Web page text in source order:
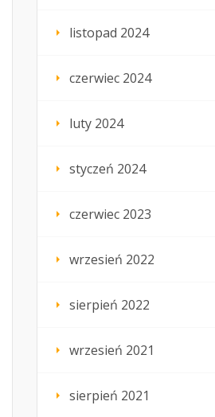
listopad 2024
czerwiec 2024
luty 2024
styczeń 2024
czerwiec 2023
wrzesień 2022
sierpień 2022
wrzesień 2021
sierpień 2021